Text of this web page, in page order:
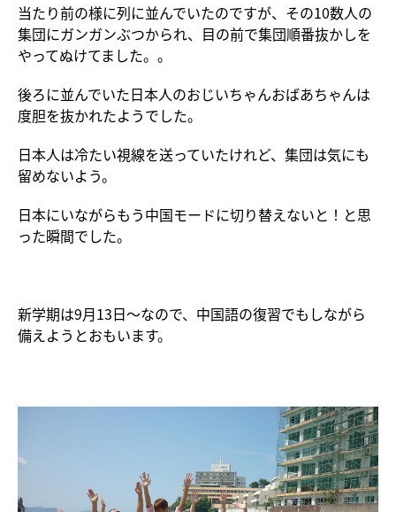
当たり前の様に列に並んでいたのですが、その10数人の
集団にガンガンぶつかられ、目の前で集団順番抜かしを
やってぬけてました。。
後ろに並んでいた日本人のおじいちゃんおばあちゃんは
度胆を抜かれたようでした。
日本人は冷たい視線を送っていたけれど、集団は気にも
留めないよう。
日本にいながらもう中国モードに切り替えないと！と思
った瞬間でした。
新学期は9月13日～なので、中国語の復習でもしながら
備えようとおもいます。